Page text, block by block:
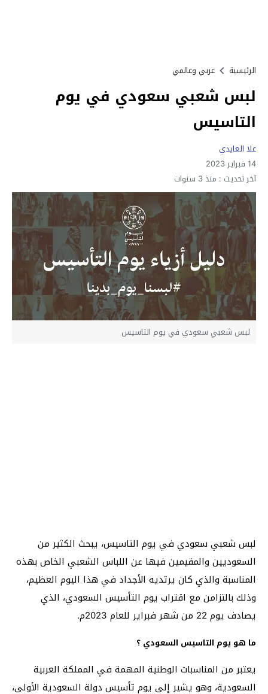
الرئيسية عربي وعالمي
لبس شعبي سعودي في يوم
التاسيس
علا العايدي
14 فبراير 2023
آخر تحديث : منذ 3 سنوات
لبس شعبي سعودي في يوم التاسيس
لبس شعبي سعودي في يوم التاسيس، يبحث الكثير من
السعوديين والمقيمين فيها عن اللباس الشعبي الخاص بهذه
المناسبة والذي كان يرتديه الأجداد في هذا اليوم العظيم،
وذلك بالتزامن مع اقتراب يوم التأسيس السعودي، الذي
يصادف يوم 22 من شهر فبراير للعام 2023م.
ما هو يوم التاسيس السعودي ؟
يعتبر من المناسبات الوطنية المهمة في المملكة العربية
السعودية، وهو يشير إلى يوم تأسيس دولة السعودية الأولى،